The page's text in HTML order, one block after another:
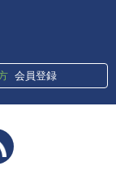
会員登録